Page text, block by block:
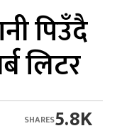
पिउँदै
लिटर
5.8K
SHARES